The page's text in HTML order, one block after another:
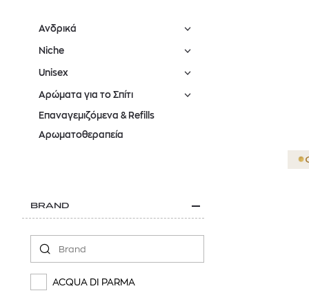
Ανδρικά
Niche
Unisex
Αρώματα για το Σπίτι
Επαναγεμιζόμενα & Refills
Αρωματοθεραπεία
BRAND
ACQUA DI PARMA